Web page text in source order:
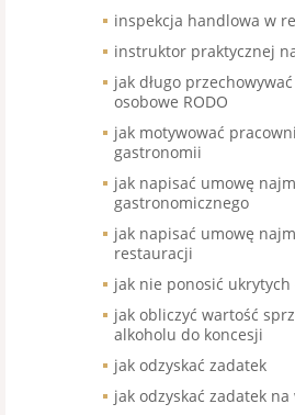
inspekcja handlowa w
instruktor praktycznej
jak długo
osobowe RODO
jak motywować
gastronomii
jak napisać umowę
gastronomicznego
jak napisać umowę
restauracji
jak nie ponosić ukrytych
jak obliczyć wartość
alkoholu do koncesji
jak odzyskać zadatek
jak odzyskać zadatek na